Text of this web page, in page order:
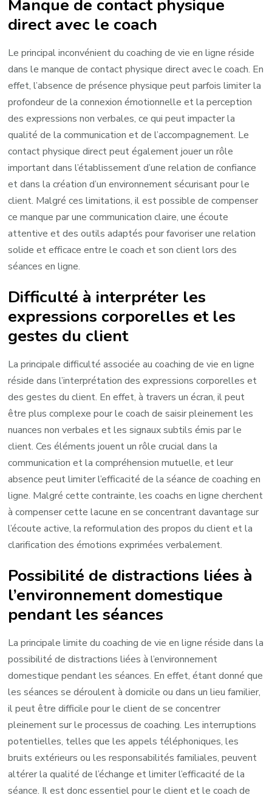
Manque de contact physique
direct avec le coach
Le principal inconvénient du coaching de vie en ligne réside
dans le manque de contact physique direct avec le coach. En
effet, l’absence de présence physique peut parfois limiter la
profondeur de la connexion émotionnelle et la perception
des expressions non verbales, ce qui peut impacter la
qualité de la communication et de l’accompagnement. Le
contact physique direct peut également jouer un rôle
important dans l’établissement d’une relation de confiance
et dans la création d’un environnement sécurisant pour le
client. Malgré ces limitations, il est possible de compenser
ce manque par une communication claire, une écoute
attentive et des outils adaptés pour favoriser une relation
solide et efficace entre le coach et son client lors des
séances en ligne.
Difficulté à interpréter les
expressions corporelles et les
gestes du client
La principale difficulté associée au coaching de vie en ligne
réside dans l’interprétation des expressions corporelles et
des gestes du client. En effet, à travers un écran, il peut
être plus complexe pour le coach de saisir pleinement les
nuances non verbales et les signaux subtils émis par le
client. Ces éléments jouent un rôle crucial dans la
communication et la compréhension mutuelle, et leur
absence peut limiter l’efficacité de la séance de coaching en
ligne. Malgré cette contrainte, les coachs en ligne cherchent
à compenser cette lacune en se concentrant davantage sur
l’écoute active, la reformulation des propos du client et la
clarification des émotions exprimées verbalement.
Possibilité de distractions liées à
l’environnement domestique
pendant les séances
La principale limite du coaching de vie en ligne réside dans la
possibilité de distractions liées à l’environnement
domestique pendant les séances. En effet, étant donné que
les séances se déroulent à domicile ou dans un lieu familier,
il peut être difficile pour le client de se concentrer
pleinement sur le processus de coaching. Les interruptions
potentielles, telles que les appels téléphoniques, les
bruits extérieurs ou les responsabilités familiales, peuvent
altérer la qualité de l’échange et limiter l’efficacité de la
séance. Il est donc essentiel pour le client et le coach de